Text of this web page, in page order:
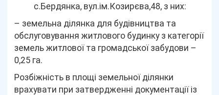
с.Бердянка, вул.ім.Козирєва,48, з них:
– земельна ділянка для будівництва та
обслуговування житлового будинку з категорії
земель житлової та громадської забудови –
0,25 га.
Розбіжність в площі земельної ділянки
врахувати при затвердженні документації із